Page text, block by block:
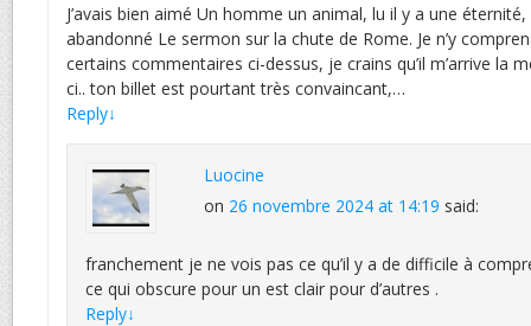
J’avais bien aimé Un homme un animal, lu il y a une
abandonné Le sermon sur la chute de Rome. Je n’y
certains commentaires ci-dessus, je crains qu’il m’arrive la
ci.. ton billet est pourtant très convaincant,…
Reply↓
Luocine
on 26 novembre 2024 at 14:19 said:
franchement je ne vois pas ce qu’il y a de difficile à
ce qui obscure pour un est clair pour d’autres .
Reply↓